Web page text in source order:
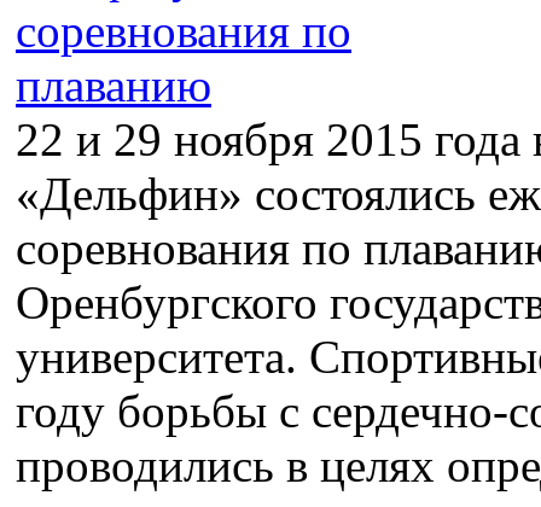
22 и 29 ноября 2015
«Дельфин» состоялись
соревнования по
Оренбургского
университета.
году борьбы с сердечно-
проводились в целях